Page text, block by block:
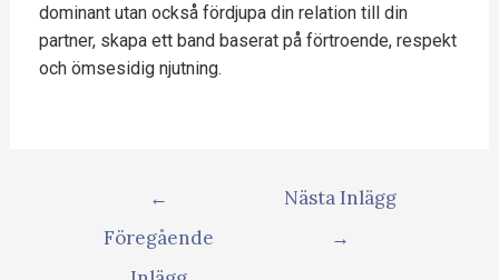
dominant utan också fördjupa din relation till din
partner, skapa ett band baserat på förtroende, respekt
och ömsesidig njutning.
←
Föregående
Nästa Inlägg
→